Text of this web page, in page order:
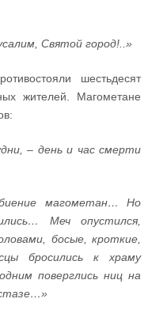
Святой город!..»
шестьдесят
жителей. Магометане
– день и час смерти
магометан… Но
Меч опустился,
босые, кроткие,
бросились к храму
поверглись ниц на